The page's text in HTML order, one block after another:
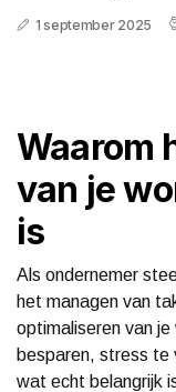
1 september 2025
Waarom
van je
is
Als ondernemer
het managen van
optimaliseren van
besparen, stress te
wat echt belangrijk